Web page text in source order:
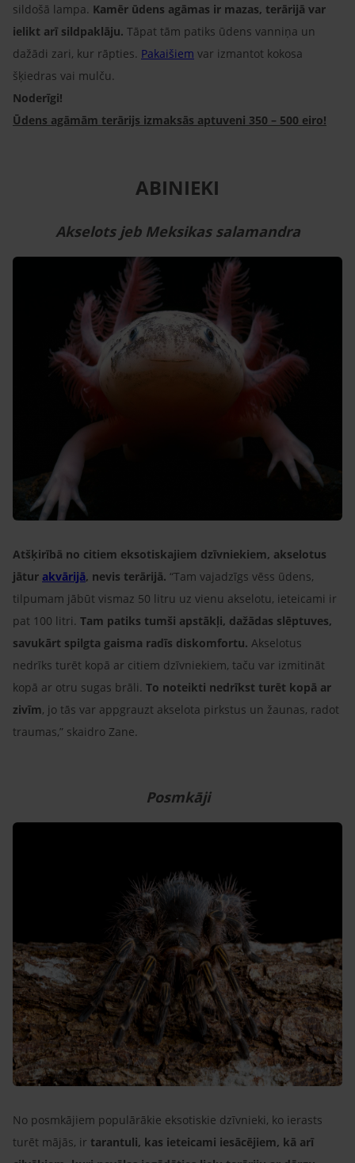
sildošā lampa. Kamēr ūdens agāmas ir mazas, terārijā var
ielikt arī sildpaklāju. Tāpat tām patiks ūdens vanniņa un
dažādi zari, kur rāpties. Pakaišiem var izmantot kokosa
šķiedras vai mulču.
Noderīgi!
Ūdens agāmām terārijs izmaksās aptuveni 350 – 500 eiro!
ABINIEKI
Akselots jeb Meksikas salamandra
Atšķirībā no citiem eksotiskajiem dzīvniekiem, akselotus
jātur akvārijā, nevis terārijā. “Tam vajadzīgs vēss ūdens,
tilpumam jābūt vismaz 50 litru uz vienu akselotu, ieteicami ir
pat 100 litri. Tam patiks tumši apstākļi, dažādas slēptuves,
savukārt spilgta gaisma radīs diskomfortu. Akselotus
nedrīks turēt kopā ar citiem dzīvniekiem, taču var izmitināt
kopā ar otru sugas brāli. To noteikti nedrīkst turēt kopā ar
zivīm, jo tās var appgrauzt akselota pirkstus un žaunas, radot
traumas,” skaidro Zane.
Posmkāji
No posmkājiem populārākie eksotiskie dzīvnieki, ko ierasts
turēt mājās, ir tarantuli, kas ieteicami iesācējiem, kā arī